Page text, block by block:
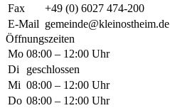
Fax
+49 (0) 6027 474-200
E-Mail gemeinde@kleinostheim.de
Öffnungszeiten
Mo 08:00 – 12:00 Uhr
Di
geschlossen
Mi 08:00 – 12:00 Uhr
Do 08:00 – 12:00 Uhr